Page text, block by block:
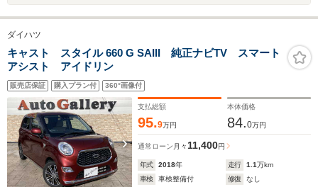
ダイハツ
キャスト スタイル 660 G SAIII 純正ナビTV スマート
アシスト アイドリン
販売店保証 購入プラン付 360°画像付
支払総額
95.9万円
本体価格
84.0万円
通常ローン 月々11,400円
年式 2018年 走行 1.1万km
車検
車検整備付 修復
なし